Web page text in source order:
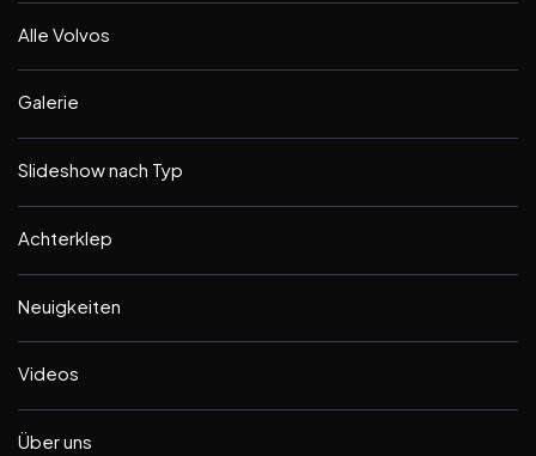
Alle Volvos
Galerie
Slideshow nach Typ
Achterklep
Neuigkeiten
Videos
Über uns